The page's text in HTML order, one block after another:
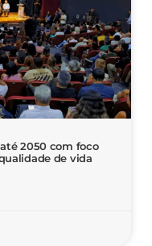
2050 com foco
de vida